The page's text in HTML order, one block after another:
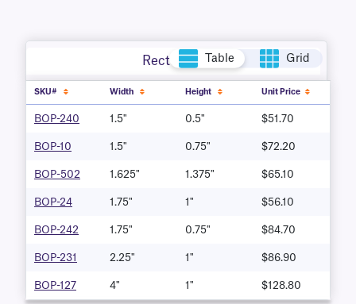
Rectangle Table Grid
SKU# Width Height Unit Price
BOP-240 1.5" 0.5" $51.70
BOP-10 1.5" 0.75" $72.20
BOP-502 1.625" 1.375" $65.10
BOP-24 1.75" 1" $56.10
BOP-242 1.75" 0.75" $84.70
BOP-231 2.25" 1" $86.90
BOP-127 4" 1" $128.80